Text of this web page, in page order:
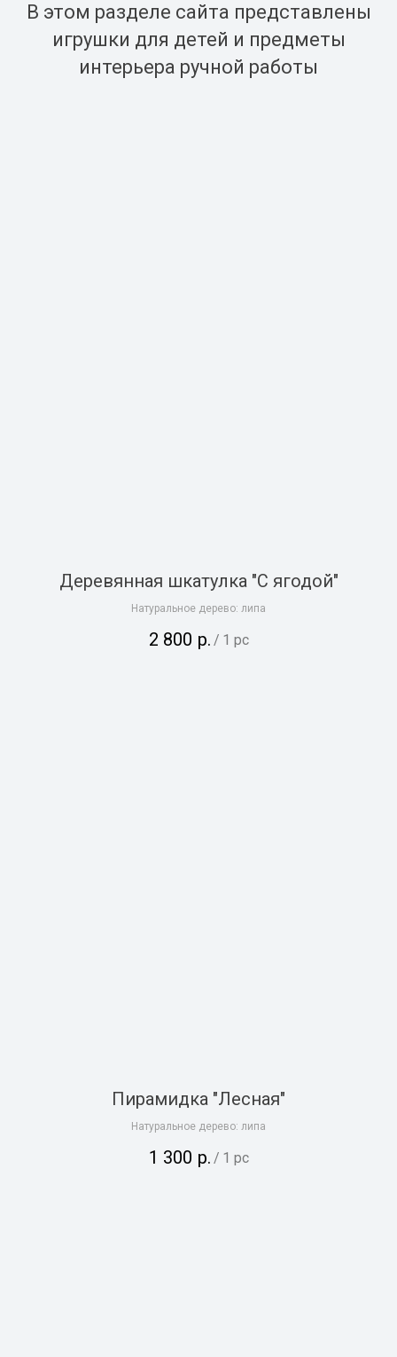
В этом разделе сайта представлены
игрушки для детей и предметы
интерьера ручной работы
Деревянная шкатулка "С ягодой"
Натуральное дерево: липа
2 800 р. / 1 pc
Пирамидка "Лесная"
Натуральное дерево: липа
1 300 р. / 1 pc